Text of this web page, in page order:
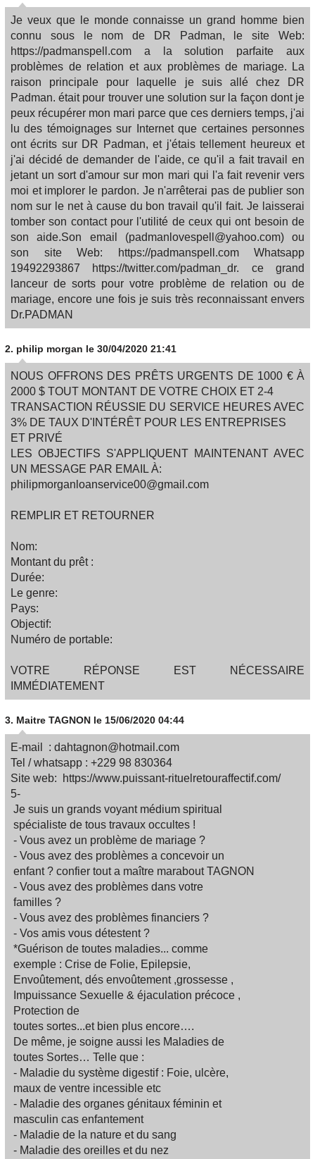
Je veux que le monde connaisse un grand homme bien
connu sous le nom de DR Padman, le site Web:
https://padmanspell.com a la solution parfaite aux
problèmes de relation et aux problèmes de mariage. La
raison principale pour laquelle je suis allé chez DR
Padman. était pour trouver une solution sur la façon dont je
peux récupérer mon mari parce que ces derniers temps, j'ai
lu des témoignages sur Internet que certaines personnes
ont écrits sur DR Padman, et j'étais tellement heureux et
j'ai décidé de demander de l'aide, ce qu'il a fait travail en
jetant un sort d'amour sur mon mari qui l'a fait revenir vers
moi et implorer le pardon. Je n'arrêterai pas de publier son
nom sur le net à cause du bon travail qu'il fait. Je laisserai
tomber son contact pour l'utilité de ceux qui ont besoin de
son aide.Son email (padmanlovespell@yahoo.com) ou
son site Web: https://padmanspell.com Whatsapp
19492293867 https://twitter.com/padman_dr. ce grand
lanceur de sorts pour votre problème de relation ou de
mariage, encore une fois je suis très reconnaissant envers
Dr.PADMAN
2. philip morgan le 30/04/2020 21:41
NOUS OFFRONS DES PRÊTS URGENTS DE 1000 € À
2000 $ TOUT MONTANT DE VOTRE CHOIX ET 2-4
TRANSACTION RÉUSSIE DU SERVICE HEURES AVEC
3% DE TAUX D'INTÉRÊT POUR LES ENTREPRISES
ET PRIVÉ
LES OBJECTIFS S'APPLIQUENT MAINTENANT AVEC
UN MESSAGE PAR EMAIL À:
philipmorganloanservice00@gmail.com
REMPLIR ET RETOURNER
Nom:
Montant du prêt :
Durée:
Le genre:
Pays:
Objectif:
Numéro de portable:
VOTRE RÉPONSE EST NÉCESSAIRE
IMMÉDIATEMENT
3. Maitre TAGNON le 15/06/2020 04:44
E-mail : dahtagnon@hotmail.com
Tel / whatsapp : +229 98 830364
Site web: https://www.puissant-rituelretouraffectif.com/
5-
Je suis un grands voyant médium spiritual
spécialiste de tous travaux occultes !
- Vous avez un problème de mariage ?
- Vous avez des problèmes a concevoir un
enfant ? confier tout a maître marabout TAGNON
- Vous avez des problèmes dans votre
familles ?
- Vous avez des problèmes financiers ?
- Vos amis vous détestent ?
*Guérison de toutes maladies... comme
exemple : Crise de Folie, Epilepsie,
Envoûtement, dés envoûtement ,grossesse ,
Impuissance Sexuelle & éjaculation précoce ,
Protection de
toutes sortes...et bien plus encore….
De même, je soigne aussi les Maladies de
toutes Sortes… Telle que :
- Maladie du système digestif : Foie, ulcère,
maux de ventre incessible etc
- Maladie des organes génitaux féminin et
masculin cas enfantement
- Maladie de la nature et du sang
- Maladie des oreilles et du nez